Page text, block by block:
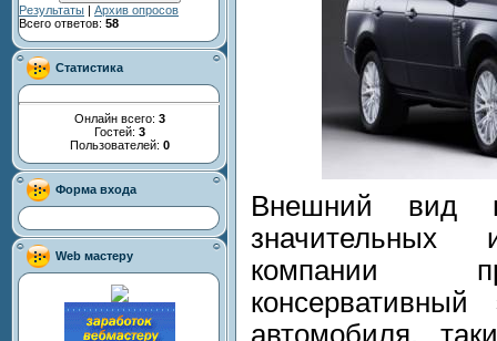
Результаты | Архив опросов
Всего ответов: 58
Статистика
Онлайн всего: 3
Гостей: 3
Пользователей: 0
Форма входа
Web мастеру
Внешний вид
значительных
компании
консервативный
автомобиля,